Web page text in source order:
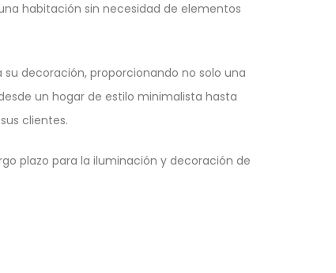
habitación sin necesidad de elementos
decoración, proporcionando no solo una
un hogar de estilo minimalista hasta
clientes.
plazo para la iluminación y decoración de